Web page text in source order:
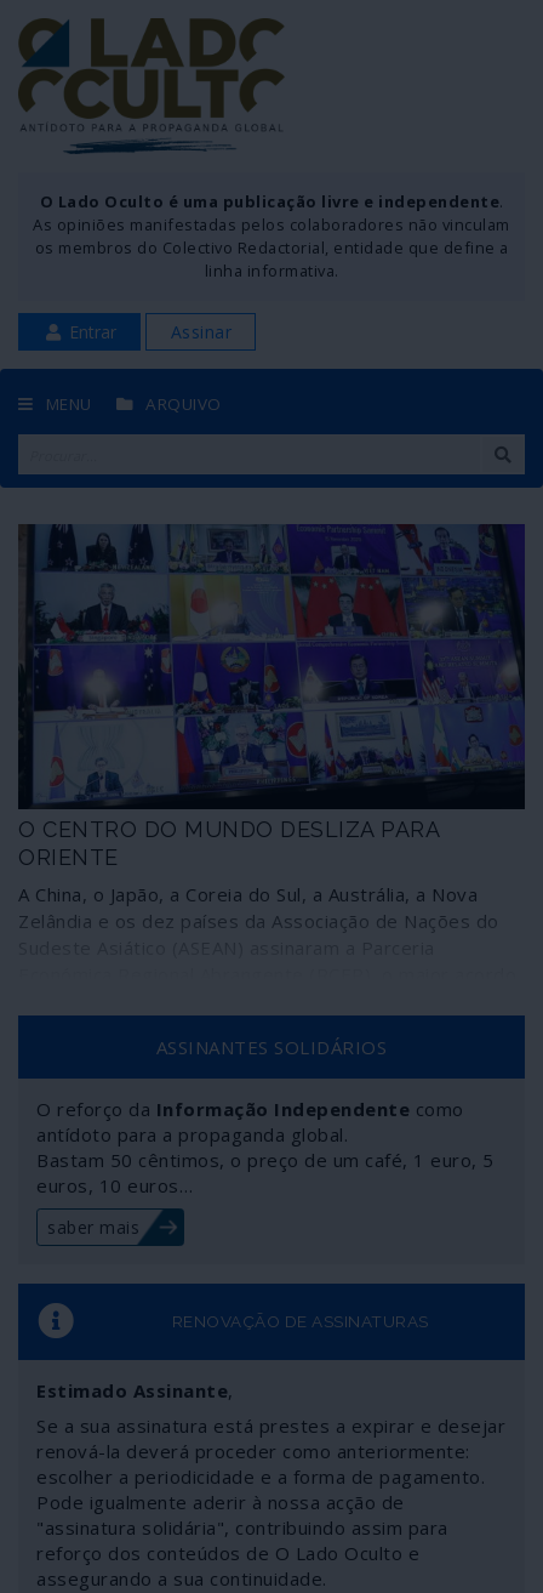
O Lado Oculto é uma publicação livre e independente.
As opiniões manifestadas pelos colaboradores não vinculam
os membros do Colectivo Redactorial, entidade que define a
linha informativa.
Entrar Assinar
MENU ARQUIVO
O CENTRO DO MUNDO DESLIZA PARA
ORIENTE
A China, o Japão, a Coreia do Sul, a Austrália, a Nova
Zelândia e os dez países da Associação de Nações do
Trata-se de uma grande plataforma que poderá
intersectar-se com várias outras entidades regionais da
geoeconomia mas também da geopolítica. A
comunicação corporativa praticamente não deu por isso,
a não ser para dizer que se trata de mais uma arma da
China contra “o Ocidente”. Um “Ocidente” que continua a
olhar-se como o centro do mundo – e a comportar-se
colonialmente como tal. Enquanto ele, o centro do
ASSINANTES SOLIDÁRIOS
O reforço da Informação Independente como
antídoto para a propaganda global.
Bastam 50 cêntimos, o preço de um café, 1 euro, 5
euros, 10 euros…
saber mais
RENOVAÇÃO DE ASSINATURAS
Estimado Assinante,
Se a sua assinatura está prestes a expirar e desejar
renová-la deverá proceder como anteriormente:
escolher a periodicidade e a forma de pagamento.
Pode igualmente aderir à nossa acção de
"assinatura solidária", contribuindo assim para
reforço dos conteúdos de O Lado Oculto e
assegurando a sua continuidade.